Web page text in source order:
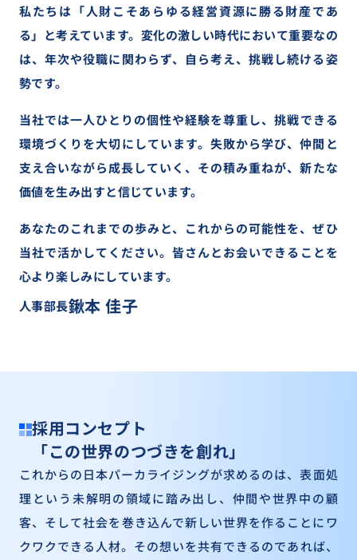
コーポレートサイト
プライバシーポリシー
私たちは「人財こそあらゆる経営資源に勝る財産であ
る」と考えています。変化の激しい時代において重要なの
は、年次や役職に関わらず、自ら考え、挑戦し続ける姿
勢です。
当社では一人ひとりの個性や経験を尊重し、挑戦できる
環境づくりを大切にしています。失敗から学び、仲間と
支え合いながら成長していく、その積み重ねが、新たな
価値を生み出すと信じています。
あなたのこれまでの歩みと、これからの可能性を、ぜひ
当社で活かしてください。皆さんとお会いできることを
心より楽しみにしています。
人事部長鍬本 佳子
採用コンセプト
「この世界のつづきを創れ」
これからの日本パーカライジングが求めるのは、表面処
理という未解明の領域に踏み出し、仲間や世界中の顧
客、そして社会を巻き込んで新しい世界を作ることにワ
クワクできる人材。その想いを共有できるのであれば、